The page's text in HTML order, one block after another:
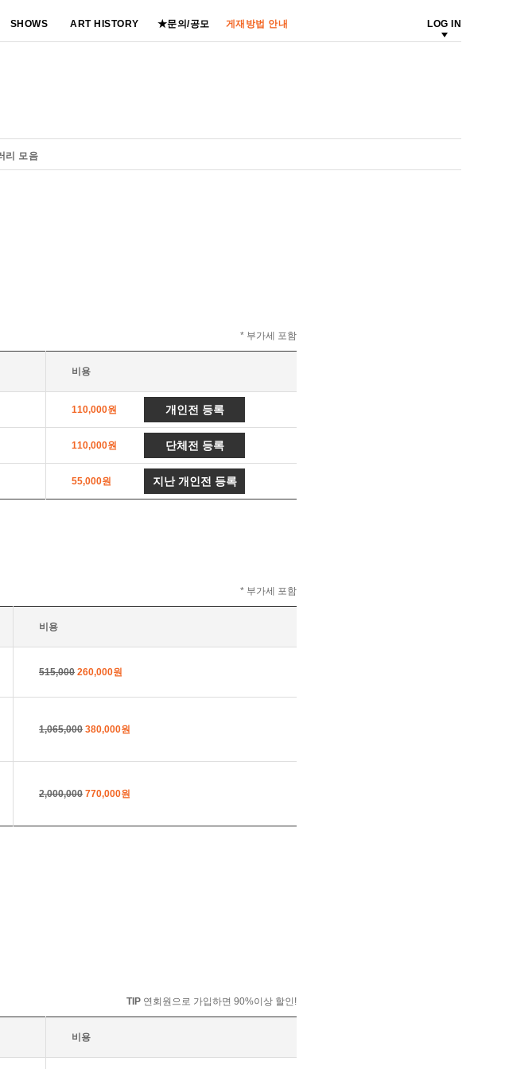
SHOWS ART HISTORY ★문의/공모 게재방법 안내 LOG IN
리 모음
* 부가세 포함
비용
110,000원 개인전 등록
110,000원 단체전 등록
55,000원 지난 개인전 등록
* 부가세 포함
비용
515,000 260,000원
1,065,000 380,000원
2,000,000 770,000원
TIP 연회원으로 가입하면 90%이상 할인!
비용